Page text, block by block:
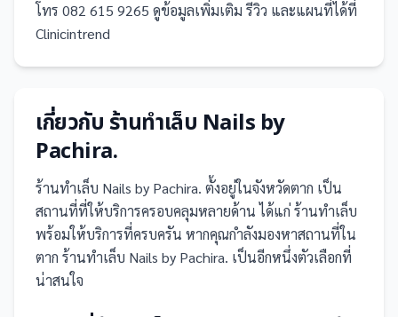
โทร 082 615 9265 ดูข้อมูลเพิ่มเติม รีวิว และแผนที่ได้ที่
Clinicintrend
เกี่ยวกับร้านทำเล็บ Nails by
Pachira.
ร้านทำเล็บ Nails by Pachira. ตั้งอยู่ในจังหวัดตาก เป็น
สถานที่ที่ให้บริการครอบคลุมหลายด้าน ได้แก่ ร้านทำเล็บ
พร้อมให้บริการที่ครบครัน หากคุณกำลังมองหาสถานที่ใน
ตาก ร้านทำเล็บ Nails by Pachira. เป็นอีกหนึ่งตัวเลือกที่
น่าสนใจ